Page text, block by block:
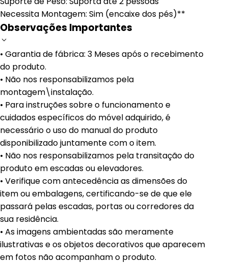
Necessita Montagem: Sim (encaixe dos pés)**
Observações Importantes
• Garantia de fábrica: 3 Meses após o recebimento
do produto.
• Não nos responsabilizamos pela
montagem\instalação.
• Para instruções sobre o funcionamento e
cuidados específicos do móvel adquirido, é
necessário o uso do manual do produto
disponibilizado juntamente com o item.
• Não nos responsabilizamos pela transitação do
produto em escadas ou elevadores.
• Verifique com antecedência as dimensões do
item ou embalagens, certificando-se de que ele
passará pelas escadas, portas ou corredores da
sua residência.
• As imagens ambientadas são meramente
ilustrativas e os objetos decorativos que aparecem
em fotos não acompanham o produto.